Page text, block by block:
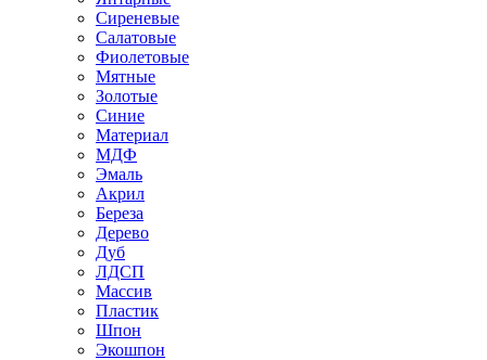
Сиреневые
Салатовые
Фиолетовые
Мятные
Золотые
Синие
Материал
МДФ
Эмаль
Акрил
Береза
Дерево
Дуб
ЛДСП
Массив
Пластик
Шпон
Экошпон